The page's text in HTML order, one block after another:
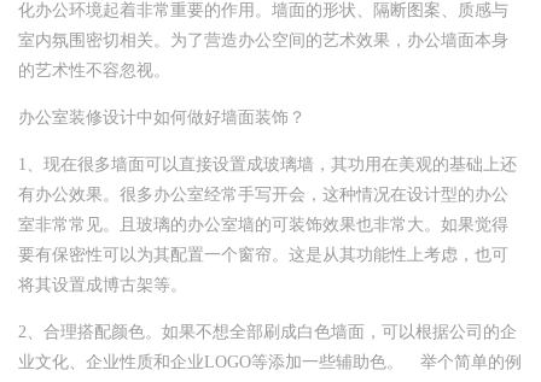
化办公环境起着非常重要的作用。墙面的形状、隔断图案、质感与
室内氛围密切相关。为了营造办公空间的艺术效果，办公墙面本身
的艺术性不容忽视。
办公室装修设计中如何做好墙面装饰？
1、现在很多墙面可以直接设置成玻璃墙，其功用在美观的基础上还
有办公效果。很多办公室经常手写开会，这种情况在设计型的办公
室非常常见。且玻璃的办公室墙的可装饰效果也非常大。如果觉得
要有保密性可以为其配置一个窗帘。这是从其功能性上考虑，也可
将其设置成博古架等。
2、合理搭配颜色。如果不想全部刷成白色墙面，可以根据公司的企
业文化、企业性质和企业LOGO等添加一些辅助色。 举个简单的例